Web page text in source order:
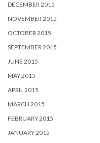
DECEMBER 2015
NOVEMBER 2015
OCTOBER 2015
SEPTEMBER 2015
JUNE 2015
MAY 2015
APRIL 2015
MARCH 2015
FEBRUARY 2015
JANUARY 2015